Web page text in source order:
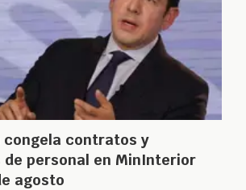
congela contratos y
de personal en MinInterior
agosto